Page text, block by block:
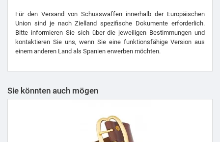
Für den Versand von Schusswaffen innerhalb der Europäischen
Union sind je nach Zielland spezifische Dokumente erforderlich.
Bitte informieren Sie sich über die jeweiligen Bestimmungen und
kontaktieren Sie uns, wenn Sie eine funktionsfähige Version aus
einem anderen Land als Spanien erwerben möchten.
Sie könnten auch mögen